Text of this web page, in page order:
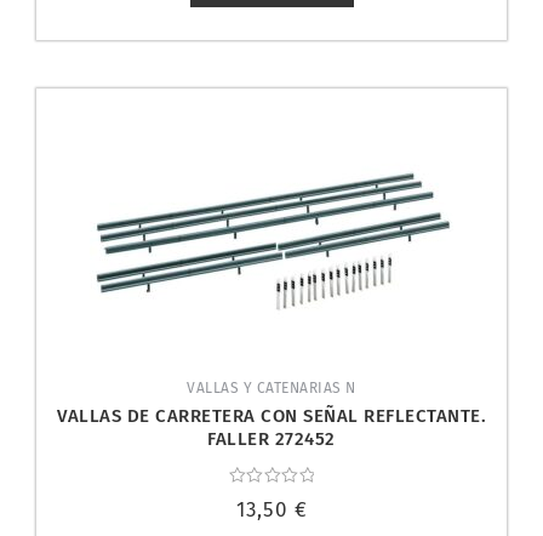
VALLAS Y CATENARIAS N
VALLAS DE CARRETERA CON SEÑAL REFLECTANTE.
FALLER 272452
con
13,50 €